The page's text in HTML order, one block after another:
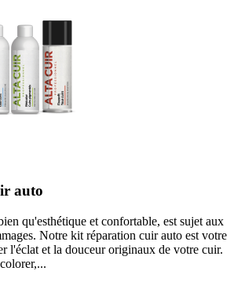
auto
qu'esthétique et confortable, est sujet aux
Notre kit réparation cuir auto est votre
l'éclat et la douceur originaux de votre cuir.